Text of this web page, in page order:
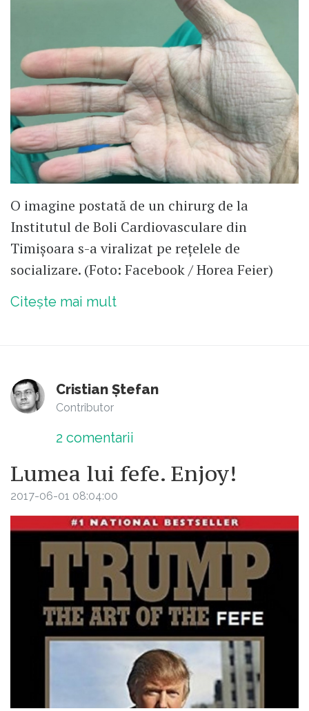
O imagine postată de un chirurg de la
Institutul de Boli Cardiovasculare din
Timişoara s-a viralizat pe rețelele de
socializare. (Foto: Facebook / Horea Feier)
Citește mai mult
Cristian Ștefan
Contributor
2 comentarii
Lumea lui fefe. Enjoy!
2017-06-01 08:04:00